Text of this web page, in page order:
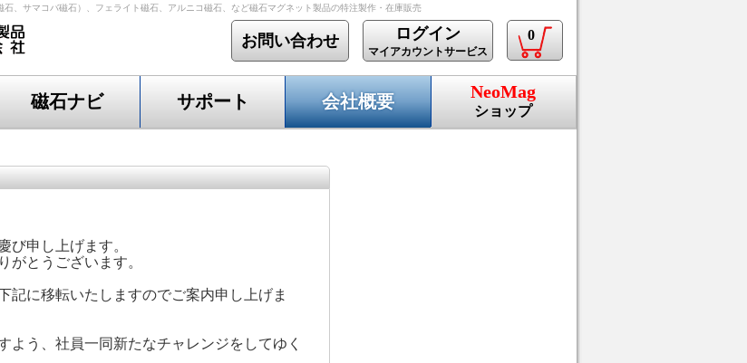
石、サマコバ磁石）、フェライト磁石、アルニコ磁石、など磁石マグネット製品の特注製作・在庫販売
0
ログイン
マイアカウントサービス
お問い合わせ
磁石ナビ サポート 会社概要 NeoMag
ショップ
申し上げます。
がとうございます。
記に移転いたしますのでご案内申し上げま
よう、社員一同新たなチャレンジをしてゆく